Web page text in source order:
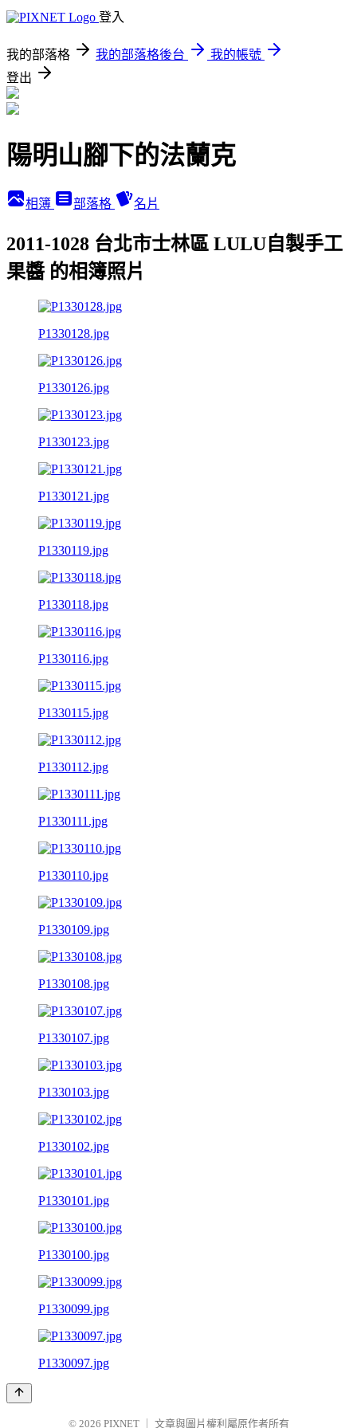
登入
我的部落格 我的部落格後台
我的帳號
登出
陽明山腳下的法蘭克
相簿 部落格 名片
2011-1028 台北市士林區 LULU自製手工
果醬 的相簿照片
P1330128.jpg
P1330126.jpg
P1330123.jpg
P1330121.jpg
P1330119.jpg
P1330118.jpg
P1330116.jpg
P1330115.jpg
P1330112.jpg
P1330111.jpg
P1330110.jpg
P1330109.jpg
P1330108.jpg
P1330107.jpg
P1330103.jpg
P1330102.jpg
P1330101.jpg
P1330100.jpg
P1330099.jpg
P1330097.jpg
© 2026 PIXNET 文章與圖片權利屬原作者所有